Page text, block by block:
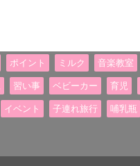
ポイント ミルク 音楽教室
習い事 ベビーカー 育児
イベント 子連れ旅行 哺乳瓶